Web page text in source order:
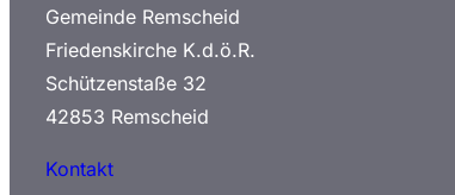
Gemeinde Remscheid
Friedenskirche K.d.ö.R.
Schützenstaße 32
42853 Remscheid
Kontakt